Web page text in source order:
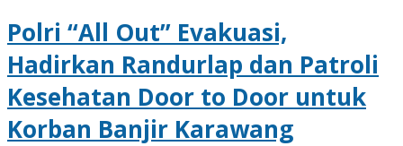
Polri “All Out” Evakuasi,
Hadirkan Randurlap dan Patroli
Kesehatan Door to Door untuk
Korban Banjir Karawang